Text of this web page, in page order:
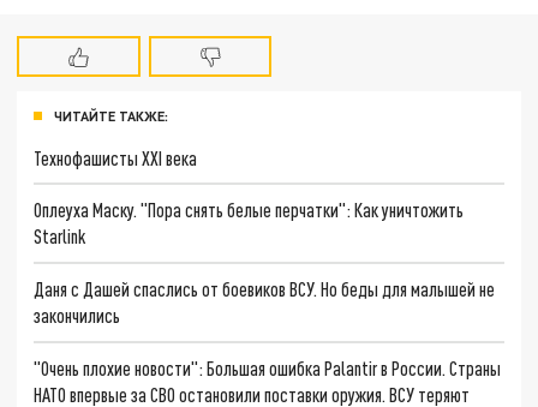
ЧИТАЙТЕ ТАКЖЕ:
Технофашисты XXI века
Оплеуха Маску. "Пора снять белые перчатки": Как уничтожить
Starlink
Даня с Дашей спаслись от боевиков ВСУ. Но беды для малышей не
закончились
"Очень плохие новости": Большая ошибка Palantir в России. Страны
НАТО впервые за СВО остановили поставки оружия. ВСУ теряют